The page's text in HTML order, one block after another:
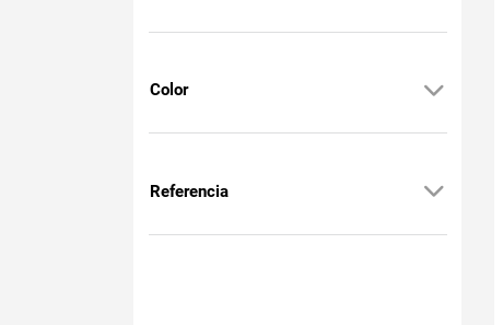
Color
Referencia